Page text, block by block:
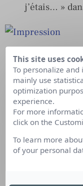
j’étais… »
Laurent
de la
This site uses
To personalize
mainly use
optimization
experience.
For more
click on the
To learn more
of your personal